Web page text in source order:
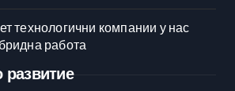
технологични компании у нас
работа